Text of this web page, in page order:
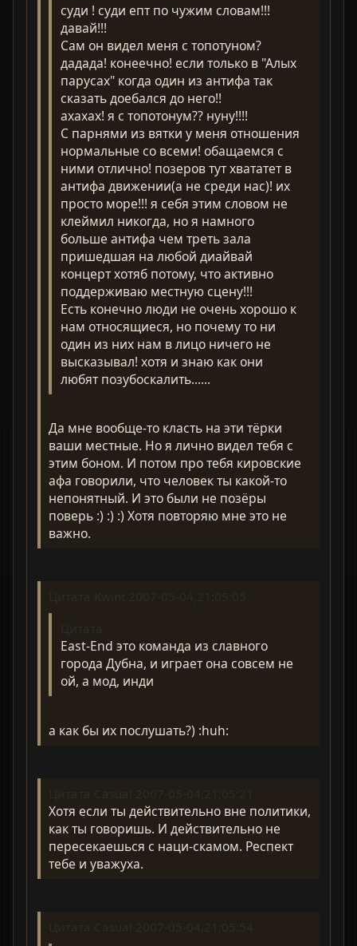
суди ! суди епт по чужим словам!!!
давай!!!
Сам он видел меня с топотуном?
дадада! конеечно! если только в "Алых
парусах" когда один из антифа так
сказать доебался до него!!
ахахах! я с топотонум?? нуну!!!!
С парнями из вятки у меня отношения
нормальные со всеми! обащаемся с
ними отлично! позеров тут хвататет в
антифа движении(а не среди нас)! их
просто море!!! я себя этим словом не
клеймил никогда, но я намного
больше антифа чем треть зала
пришедшая на любой диайвай
концерт хотяб потому, что активно
поддерживаю местную сцену!!!
Есть конечно люди не очень хорошо к
нам относящиеся, но почему то ни
один из них нам в лицо ничего не
высказывал! хотя и знаю как они
любят позубоскалить......
Да мне вообще-то класть на эти тёрки
ваши местные. Но я лично видел тебя с
этим боном. И потом про тебя кировские
афа говорили, что человек ты какой-то
непонятный. И это были не позёры
поверь :) :) :) Хотя повторяю мне это не
важно.
East-End это команда из славного
города Дубна, и играет она совсем не
ой, а мод, инди
а как бы их послушать?) :huh:
Хотя если ты действительно вне политики,
как ты говоришь. И действительно не
пересекаешься с наци-скамом. Респект
тебе и уважуха.